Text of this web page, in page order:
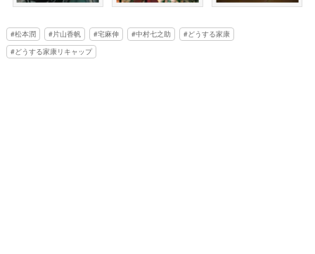
松本潤 片山香帆 宅麻伸 中村七之助
どうする家康
どうする家康リキャップ